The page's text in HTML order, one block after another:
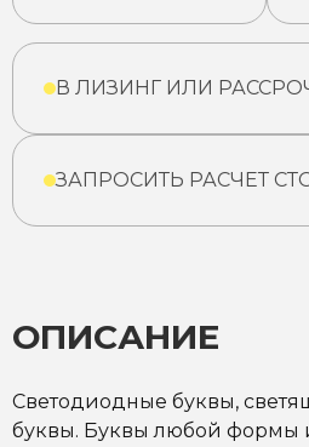
В ЛИЗИНГ ИЛИ
ЗАПРОСИТЬ РАСЧЕТ
ОПИСАНИЕ
Светодиодные буквы,
буквы. Буквы любой формы